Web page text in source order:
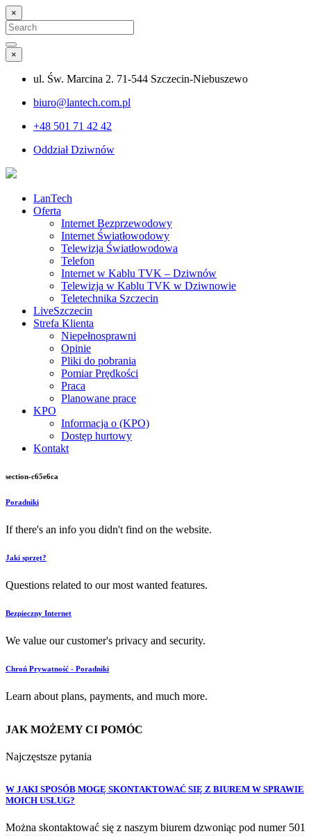
×
Search
for:
Search
×
ul. Św. Marcina 2. 71-544 Szczecin-Niebuszewo
biuro@lantech.com.pl
+48 501 71 42 42
Oddział Dziwnów
LanTech
Oferta
Internet Bezprzewodowy
Internet Światłowodowy
Telewizja Światłowodowa
Telefon
Internet w Kablu TVK – Dziwnów
Telewizja w Kablu TVK w Dziwnowie
Teletechnika Szczecin
LiveSzczecin
Strefa Klienta
Niepełnosprawni
Opinie
Pliki do pobrania
Pomiar Prędkości
Praca
Planowane prace
KPO
Informacja o (KPO)
Dostęp hurtowy
Kontakt
section-c65e6ca
Poradniki
If there's an info you didn't find on the website.
Jaki sprzęt?
Questions related to our most wanted features.
Bezpieczny Internet
We value our customer's privacy and security.
Chroń Prywatność - Poradniki
Learn about plans, payments, and much more.
JAK MOŻEMY CI POMÓC
Najczęstsze pytania
W JAKI SPOSÓB MOGĘ SKONTAKTOWAĆ SIĘ Z BIUREM W SPRAWIE
MOICH USŁUG?
Można skontaktować się z naszym biurem dzwoniąc pod numer 501